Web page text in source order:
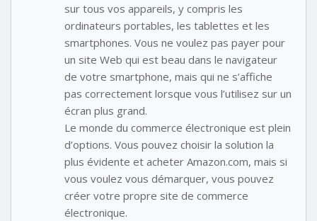
sur tous vos appareils, y compris les
ordinateurs portables, les tablettes et les
smartphones. Vous ne voulez pas payer pour
un site Web qui est beau dans le navigateur
de votre smartphone, mais qui ne s’affiche
pas correctement lorsque vous l’utilisez sur un
écran plus grand.
Le monde du commerce électronique est plein
d’options. Vous pouvez choisir la solution la
plus évidente et acheter Amazon.com, mais si
vous voulez vous démarquer, vous pouvez
créer votre propre site de commerce
électronique.